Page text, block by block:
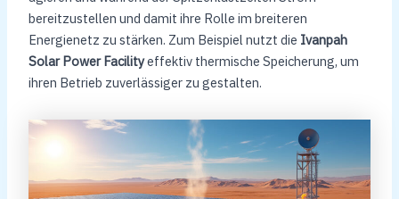
bereitzustellen und damit ihre Rolle im breiteren
Energienetz zu stärken. Zum Beispiel nutzt die Ivanpah
Solar Power Facilityeffektiv thermische Speicherung, um
ihren Betrieb zuverlässiger zu gestalten.